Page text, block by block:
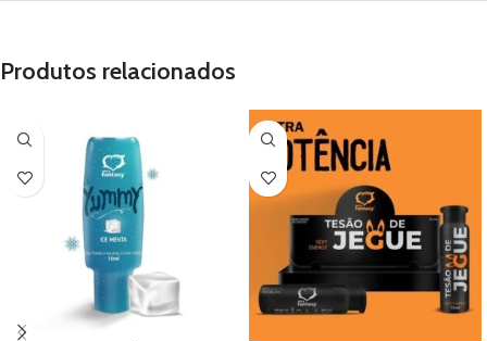
Produtos relacionados